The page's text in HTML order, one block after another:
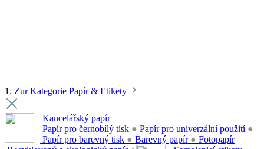
1. Zur Kategorie Papír & Etikety
Kancelářský papír
Papír pro černobílý tisk ● Papír pro univerzální použití ●
Papír pro barevný tisk ● Barevný papír ● Fotopapír